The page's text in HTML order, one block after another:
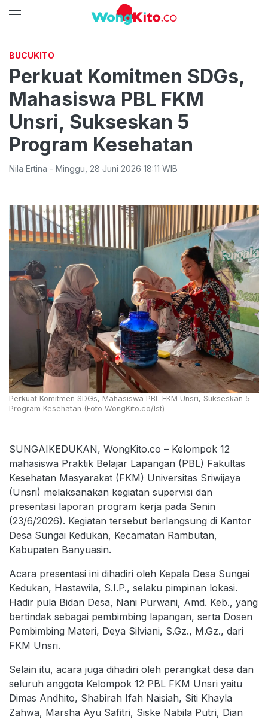
BUCUKITO
Perkuat Komitmen SDGs,
Mahasiswa PBL FKM
Unsri, Sukseskan 5
Program Kesehatan
Nila Ertina - Minggu 28 Juni 2026 18:11 WIB
Perkuat Komitmen SDGs, Mahasiswa PBL FKM Unsri, Sukseskan 5
Program Kesehatan (Foto WongKito.co/Ist)
SUNGAIKEDUKAN, WongKito.co – Kelompok 12
mahasiswa Praktik Belajar Lapangan (PBL) Fakultas
Kesehatan Masyarakat (FKM) Universitas Sriwijaya
(Unsri) melaksanakan kegiatan supervisi dan
presentasi laporan program kerja pada Senin
(23/6/2026). Kegiatan tersebut berlangsung di Kantor
Desa Sungai Kedukan, Kecamatan Rambutan,
Kabupaten Banyuasin.
Acara presentasi ini dihadiri oleh Kepala Desa Sungai
Kedukan, Hastawila, S.I.P., selaku pimpinan lokasi.
Hadir pula Bidan Desa, Nani Purwani, Amd. Keb., yang
bertindak sebagai pembimbing lapangan, serta Dosen
Pembimbing Materi, Deya Silviani, S.Gz., M.Gz., dari
FKM Unsri.
Selain itu, acara juga dihadiri oleh perangkat desa dan
seluruh anggota Kelompok 12 PBL FKM Unsri yaitu
Dimas Andhito, Shabirah Ifah Naisiah, Siti Khayla
Zahwa, Marsha Ayu Safitri, Siske Nabila Putri, Dian